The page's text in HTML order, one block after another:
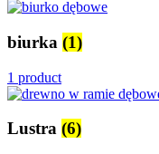
biurka (1)
1 product
Lustra (6)